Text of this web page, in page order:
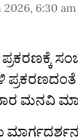
2026, 6:30 am
ಮನವಿ